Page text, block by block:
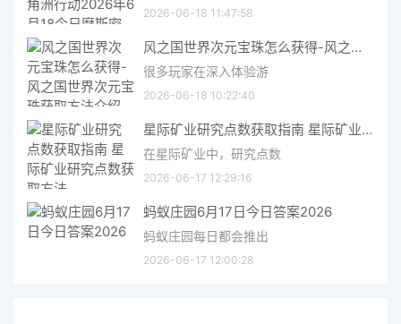
2026-06-18 11:47:58
风之国世界次元宝珠怎么获得-风之国世界次元宝珠获取方法介绍
很多玩家在深入体验游
2026-06-18 10:22:40
星际矿业研究点数获取指南 星际矿业研究点数获取方法
在星际矿业中，研究点数
2026-06-17 12:29:16
蚂蚁庄园6月17日今日答案2026
蚂蚁庄园每日都会推出
2026-06-17 12:00:28